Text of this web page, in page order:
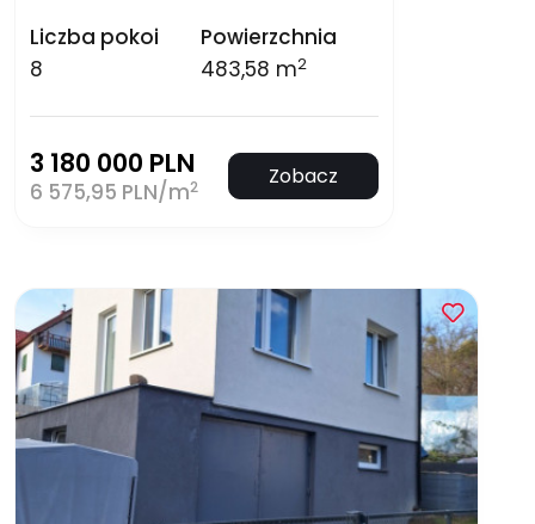
Liczba pokoi
8
Powierzchnia
483,58 m2
3 180 000 PLN
6 575,95 PLN/m2 Zobacz